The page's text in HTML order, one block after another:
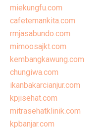
miekungfu.com
cafetemankita.com
rmjasabundo.com
mimoosajkt.com
kembangkawung.com
chungiwa.com
ikanbakarcianjur.com
kpjisehat.com
mitrasehatklinik.com
kpbanjar.com